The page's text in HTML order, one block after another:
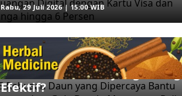
Rabu, 29 Juli 2026 | 15:00 WIB
5 Rebusan Daun yang
Dipercaya Bantu Menurunkan
Gula Darah, Mana yang Paling
Efektif?